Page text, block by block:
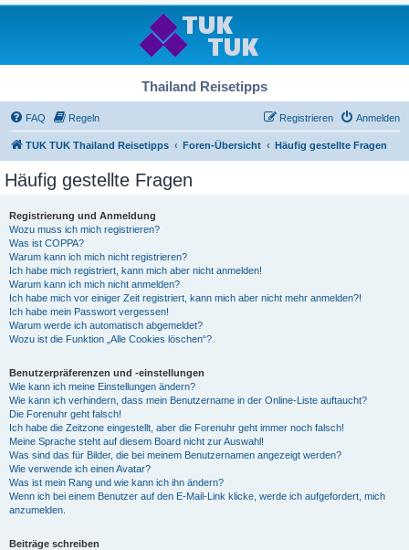
Thailand Reisetipps
FAQ Regeln Anmelden
Registrieren
TUK TUK Thailand Reisetipps Foren-Übersicht Häufig gestellte Fragen
Häufig gestellte Fragen
Registrierung und Anmeldung
Wozu muss ich mich registrieren?
Was ist COPPA?
Warum kann ich mich nicht registrieren?
Ich habe mich registriert, kann mich aber nicht anmelden!
Warum kann ich mich nicht anmelden?
Ich habe mich vor einiger Zeit registriert, kann mich aber nicht mehr anmelden?!
Ich habe mein Passwort vergessen!
Warum werde ich automatisch abgemeldet?
Wozu ist die Funktion „Alle Cookies löschen“?
Benutzerpräferenzen und -einstellungen
Wie kann ich meine Einstellungen ändern?
Wie kann ich verhindern, dass mein Benutzername in der Online-Liste auftaucht?
Die Forenuhr geht falsch!
Ich habe die Zeitzone eingestellt, aber die Forenuhr geht immer noch falsch!
Meine Sprache steht auf diesem Board nicht zur Auswahl!
Was sind das für Bilder, die bei meinem Benutzernamen angezeigt werden?
Wie verwende ich einen Avatar?
Was ist mein Rang und wie kann ich ihn ändern?
Wenn ich bei einem Benutzer auf den E-Mail-Link klicke, werde ich aufgefordert, mich
anzumelden.
Beiträge schreiben